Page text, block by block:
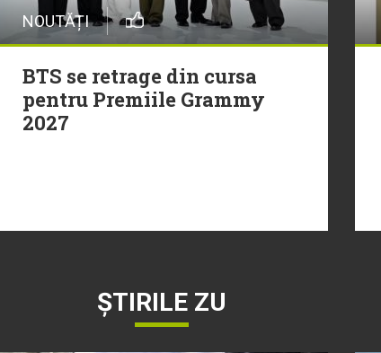
NOUTĂȚI
BTS se retrage din cursa
pentru Premiile Grammy
2027
ȘTIRILE ZU